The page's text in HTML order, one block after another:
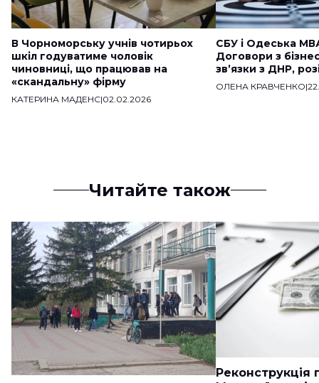
В Чорноморську учнів чотирьох
шкіл годуватиме чоловік
чиновниці, що працював на
«скандальну» фірму
КАТЕРИНА МАДЕНС|02.02.2026
СБУ і Одеська
Договори з
звʼязки з ДНР,
ОЛЕНА КРАВЧЕНКО|
Читайте також
Реконструкція